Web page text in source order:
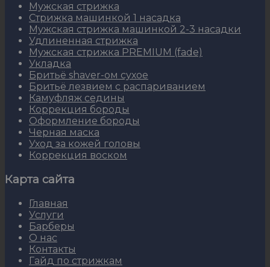
Мужская стрижка
Стрижка машинкой 1 насадка
Мужская стрижка машинкой 2-3 насадки
Удлиненная стрижка
Мужская стрижка PREMIUM (fade)
Укладка
Бритьё shaver-ом сухое
Бритьё лезвием с распариванием
Камуфляж седины
Коррекция бороды
Оформление бороды
Черная маска
Уход за кожей головы
Коррекция воском
Карта сайта
Главная
Услуги
Барберы
О нас
Контакты
Гайд по стрижкам